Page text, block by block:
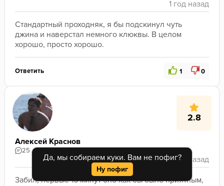
Да, мы собираем куки. Вам не пофиг?
Ну пофиг
Стандартный проходняк, я бы подскинул чуть
джина и наверстал немного клюквы. В целом
хорошо, просто хорошо.
Ответить 1 0
2.8
Алексей Краснов
25
Забил, первые 15 минут оно как бы было приятным,